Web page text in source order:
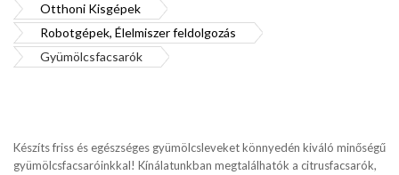
Otthoni Kisgépek
Robotgépek, Élelmiszer feldolgozás
Gyümölcsfacsarók
Készíts friss és egészséges gyümölcsleveket könnyedén kiváló minőségű
gyümölcsfacsaróinkkal! Kínálatunkban megtalálhatók a citrusfacsarók,